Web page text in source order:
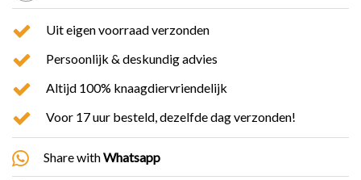
Uit eigen voorraad verzonden
Persoonlijk & deskundig advies
Altijd 100% knaagdiervriendelijk
Voor 17 uur besteld, dezelfde dag verzonden!
Share withWhatsapp